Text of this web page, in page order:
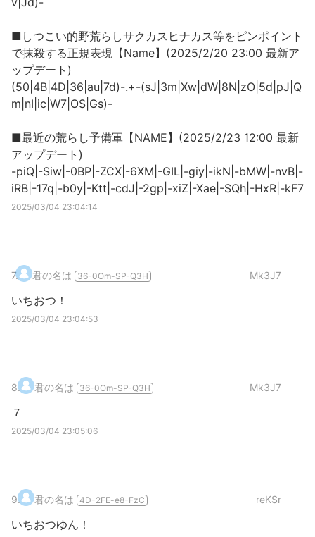
■しつこい的野荒らしサクカスヒナカス等をピンポイント
で抹殺する正規表現【Name】(2025/2/20 23:00 最新ア
ップデート)
(50|4B|4D|36|au|7d)-.+-(sJ|3m|Xw|dW|8N|zO|5d|pJ|Q
m|nI|ic|W7|OS|Gs)-
■最近の荒らし予備軍【NAME】(2025/2/23 12:00 最新
アップデート)
-piQ|-Siw|-0BP|-ZCX|-6XM|-GIL|-giy|-ikN|-bMW|-nvB|-
iRB|-17q|-b0y|-Ktt|-cdJ|-2gp|-xiZ|-Xae|-SQh|-HxR|-kF7
2025/03/04 23:04:14
7. 君の名は 36-0Om-SP-Q3H Mk3J7
いちおつ！
2025/03/04 23:04:53
8. 君の名は 36-0Om-SP-Q3H Mk3J7
７
2025/03/04 23:05:06
9. 君の名は 4D-2FE-e8-FzC reKSr
いちおつゆん！